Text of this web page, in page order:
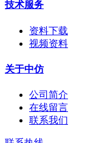
技术服务
资料下载
视频资料
关于中仿
公司简介
在线留言
联系我们